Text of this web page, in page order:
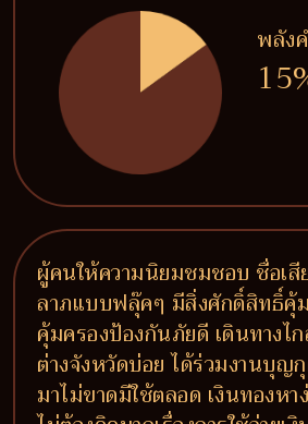
พลัง
ผู้คนให้ความนิยมชมชอบ ชื่อเสี
ลาภแบบฟลุ๊คๆ มีสิ่งศักดิ์สิทธิ์คุ้
คุ้มครองป้องกันภัยดี เดินทางไ
ต่างจังหวัดบ่อย ได้ร่วมงานบุญ
มาไม่ขาดมีใช้ตลอด เงินทองห